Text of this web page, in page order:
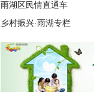
雨湖区民情直通车
乡村振兴·雨湖专栏